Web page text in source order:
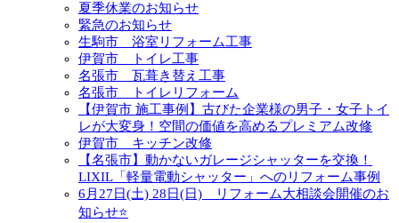
夏季休業のお知らせ
緊急のお知らせ
生駒市 浴室リフォーム工事
伊賀市 トイレ工事
名張市 瓦葺き替え工事
名張市 トイレリフォーム
【伊賀市 施工事例】古びた企業様の男子・女子トイ
レが大変身！空間の価値を高めるプレミアム改修
伊賀市 キッチン改修
【名張市】動かないガレージシャッターを交換！
LIXIL「軽量電動シャッター」へのリフォーム事例
6月27日(土) 28日(日) リフォーム大相談会開催のお
知らせ⭐